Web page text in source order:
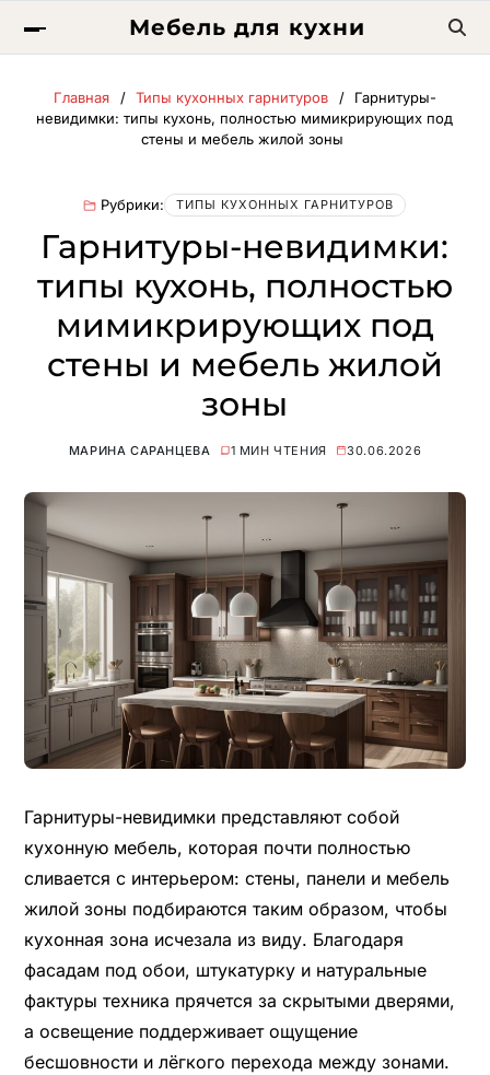
Мебель для кухни
Главная Типы кухонных гарнитуров
Гарнитуры-
невидимки: типы кухонь, полностью мимикрирующих под
стены и мебель жилой зоны
Рубрики: ТИПЫ КУХОННЫХ ГАРНИТУРОВ
Гарнитуры-невидимки:
типы кухонь, полностью
мимикрирующих под
стены и мебель жилой
зоны
МАРИНА САРАНЦЕВА 1 МИН ЧТЕНИЯ 30.06.2026
Гарнитуры-невидимки представляют собой
кухонную мебель, которая почти полностью
сливается с интерьером: стены, панели и мебель
жилой зоны подбираются таким образом, чтобы
кухонная зона исчезала из виду. Благодаря
фасадам под обои, штукатурку и натуральные
фактуры техника прячется за скрытыми дверями,
а освещение поддерживает ощущение
бесшовности и лёгкого перехода между зонами.